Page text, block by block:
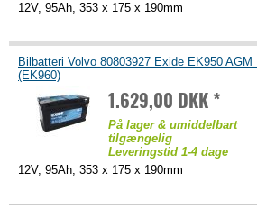
12V, 95Ah, 353 x 175 x 190mm
Bilbatteri Volvo 80803927 Exide EK950
(EK960)
1.629,00 DKK *
På lager & umiddelbart
tilgængelig
Leveringstid 1-4 dage
12V, 95Ah, 353 x 175 x 190mm